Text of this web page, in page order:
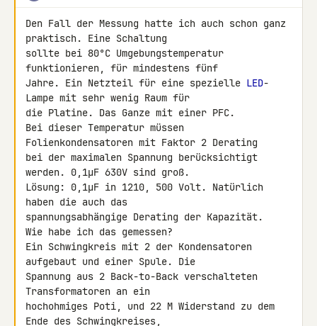
Den Fall der Messung hatte ich auch schon ganz
praktisch. Eine Schaltung
sollte bei 80°C Umgebungstemperatur
funktionieren, für mindestens fünf
Jahre. Ein Netzteil für eine spezielle LED-
Lampe mit sehr wenig Raum für
die Platine. Das Ganze mit einer PFC.
Bei dieser Temperatur müssen
Folienkondensatoren mit Faktor 2 Derating
bei der maximalen Spannung berücksichtigt
werden. 0,1µF 630V sind groß.
Lösung: 0,1µF in 1210, 500 Volt. Natürlich
haben die auch das
spannungsabhängige Derating der Kapazität.
Wie habe ich das gemessen?
Ein Schwingkreis mit 2 der Kondensatoren
aufgebaut und einer Spule. Die
Spannung aus 2 Back-to-Back verschalteten
Transformatoren an ein
hochohmiges Poti, und 22 M Widerstand zu dem
Ende des Schwingkreises,